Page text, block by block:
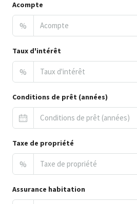
Acompte
%
Taux d'intérêt
%
Conditions de prêt (années)
Taxe de propriété
%
Assurance habitation